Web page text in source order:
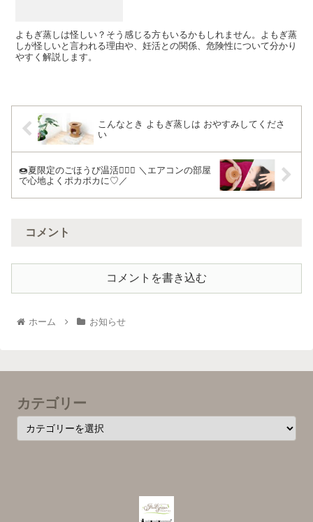
よもぎ蒸しは怪しい？そう感じる方もいるかもしれません。よもぎ蒸
しが怪しいと言われる理由や、妊活との関係、危険性について分かり
やすく解説します。
こんなとき よもぎ蒸しは おやすみしてくださ
い
🍩夏限定のごほうび温活💆‍♀️✨ ＼エアコンの部屋
で心地よくポカポカに♡／
コメント
コメントを書き込む
ホーム お知らせ
カテゴリー